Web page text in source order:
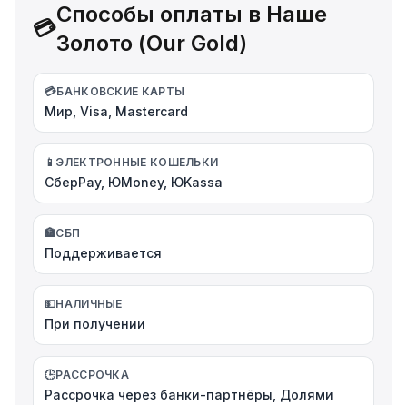
💳
Способы оплаты в Наше
Золото (Our Gold)
💳БАНКОВСКИЕ КАРТЫ
Мир, Visa, Mastercard
📱 ЭЛЕКТРОННЫЕ КОШЕЛЬКИ
СберPay, ЮMoney, ЮKassa
🏦СБП
Поддерживается
💵НАЛИЧНЫЕ
При получении
🕒РАССРОЧКА
Рассрочка через банки-партнёры, Долями